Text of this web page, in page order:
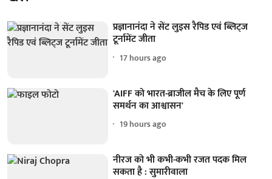
प्रज्ञानानंदा ने सेंट लुइस रैपिड एवं ब्लिट्ज
टूर्नामेंट जीता
17 hours ago
'AIFF को भारत-ब्राजील मैच के लिए पूर्ण
समर्थन का आश्वासन'
19 hours ago
नीरज को भी कभी-कभी रजत पदक मिल
सकता है : सुमारीवाला